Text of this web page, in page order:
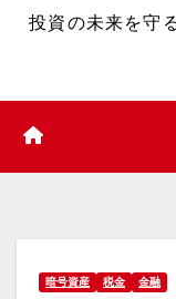
ッ
投資の未来を守
暗号資産 税金 金融